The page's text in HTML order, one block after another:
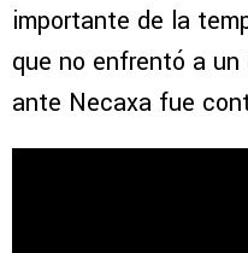
importante de la
que no enfrentó a
ante Necaxa fue